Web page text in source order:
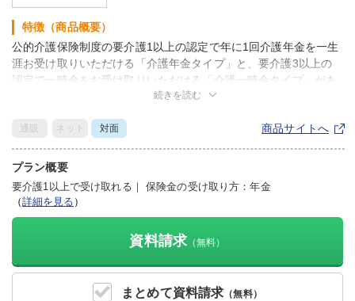
まとめて資料請求 （無料）
資料請求 （無料）
特徴（商品概要）
公的介護保険制度の要介護1以上の認定で年に1回介護年金を一生
涯お受け取りいただける「介護年金タイプ」と、要介護3以上の
認定で一時金をお受け取りいただける「介護一時金タイプ」があ
要となります。
※公的介護保険制度は、満40歳以上の方が対象です。なお、満64
歳以下の方は16種類の特定疾病が原因である場合に限り、要介護
認定を受けることができます（2025年6月現在）。
続きを読む
通販 ネット 対面 商品サイトへ
プラン概要
要介護1以上で受け取れる ｜ 保険金の受け取り方：年金
（詳細を見る ）